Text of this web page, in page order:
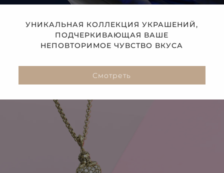
УНИКАЛЬНАЯ КОЛЛЕКЦИЯ УКРАШЕНИЙ,
ПОДЧЕРКИВАЮЩАЯ ВАШЕ
НЕПОВТОРИМОЕ ЧУВСТВО ВКУСА
Смотреть